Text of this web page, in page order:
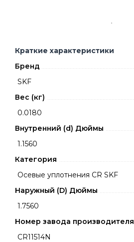
Краткие характеристики
Бренд
SKF
Вес (кг)
0.0180
Внутренний (d) Дюймы
1.1560
Категория
Осевые уплотнения CR SKF
Наружный (D) Дюймы
1.7560
Номер завода производителя
CR11514N